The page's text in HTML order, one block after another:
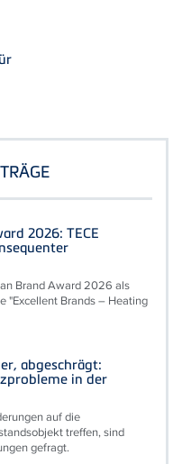
2026: TECE
Brand Award 2026 als
"Excellent Brands – Heating
abgeschrägt:
in der
auf die
treffen, sind
gefragt.